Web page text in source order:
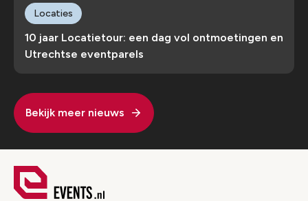
10 jaar Locatietour: een dag vol ontmoetingen en
Utrechtse eventparels
Locaties
Bekijk meer nieuws